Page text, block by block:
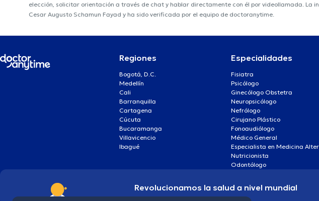
elección, solicitar orientación a través de chat y hablar directamente con él por videollamada.
Cesar Augusto Schamun Fayad y ha sido verificada por el equipo de doctoranytime.
Regiones
Bogotá, D.C.
Medellín
Cali
Barranquilla
Cartagena
Cúcuta
Bucaramanga
Villavicencio
Ibagué
Especialidades
Fisiatra
Psicólogo
Ginecólogo Obstetra
Neuropsicólogo
Nefrólogo
Cirujano Plástico
Fonoaudiólogo
Médico General
Especialista en Medicina
Nutricionista
Odontólogo
Revolucionamos la salud a nivel mundial